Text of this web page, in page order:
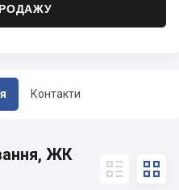
Контакти
ЖК
 